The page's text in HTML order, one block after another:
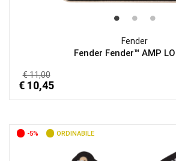
Fender
Fender Fender™ AMP
€ 11,00
€ 10,45
-5% ORDINABILE